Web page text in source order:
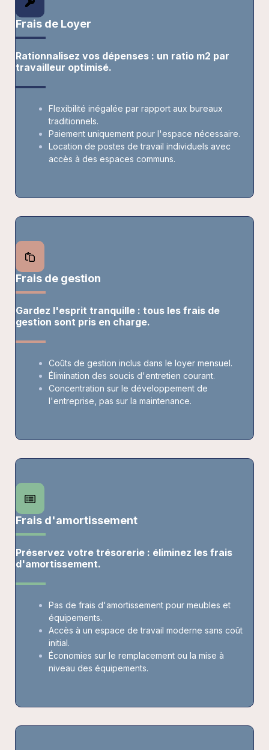
Frais de Loyer
Rationnalisez vos dépenses : un ratio m2 par
travailleur optimisé.
Flexibilité inégalée par rapport aux bureaux
traditionnels.
Paiement uniquement pour l'espace nécessaire.
Location de postes de travail individuels avec
accès à des espaces communs.
Frais de gestion
Gardez l'esprit tranquille : tous les frais de
gestion sont pris en charge.
Coûts de gestion inclus dans le loyer mensuel.
Élimination des soucis d'entretien courant.
Concentration sur le développement de
l'entreprise, pas sur la maintenance.
Frais d'amortissement
Préservez votre trésorerie : éliminez les frais
d'amortissement.
Pas de frais d'amortissement pour meubles et
équipements.
Accès à un espace de travail moderne sans coût
initial.
Économies sur le remplacement ou la mise à
niveau des équipements.